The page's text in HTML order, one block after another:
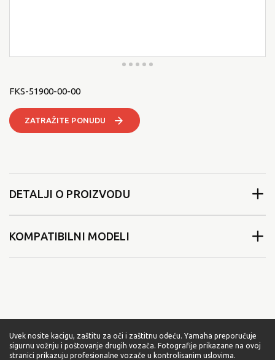
FKS-51900-00-00
ZATRAŽITE PONUDU
DETALJI O PROIZVODU
KOMPATIBILNI MODELI
Uvek nosite kacigu, zaštitu za oči i zaštitnu odeću. Yamaha preporučuje
sigurnu vožnju i poštovanje drugih vozača. Fotografije prikazane na ovoj
stranici prikazuju profesionalne vozače u kontrolisanim uslovima.